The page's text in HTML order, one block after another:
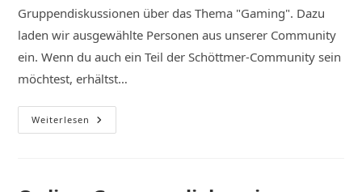
Gruppendiskussionen über das Thema "Gaming". Dazu
laden wir ausgewählte Personen aus unserer Community
ein. Wenn du auch ein Teil der Schöttmer-Community sein
möchtest, erhältst…
Weiterlesen